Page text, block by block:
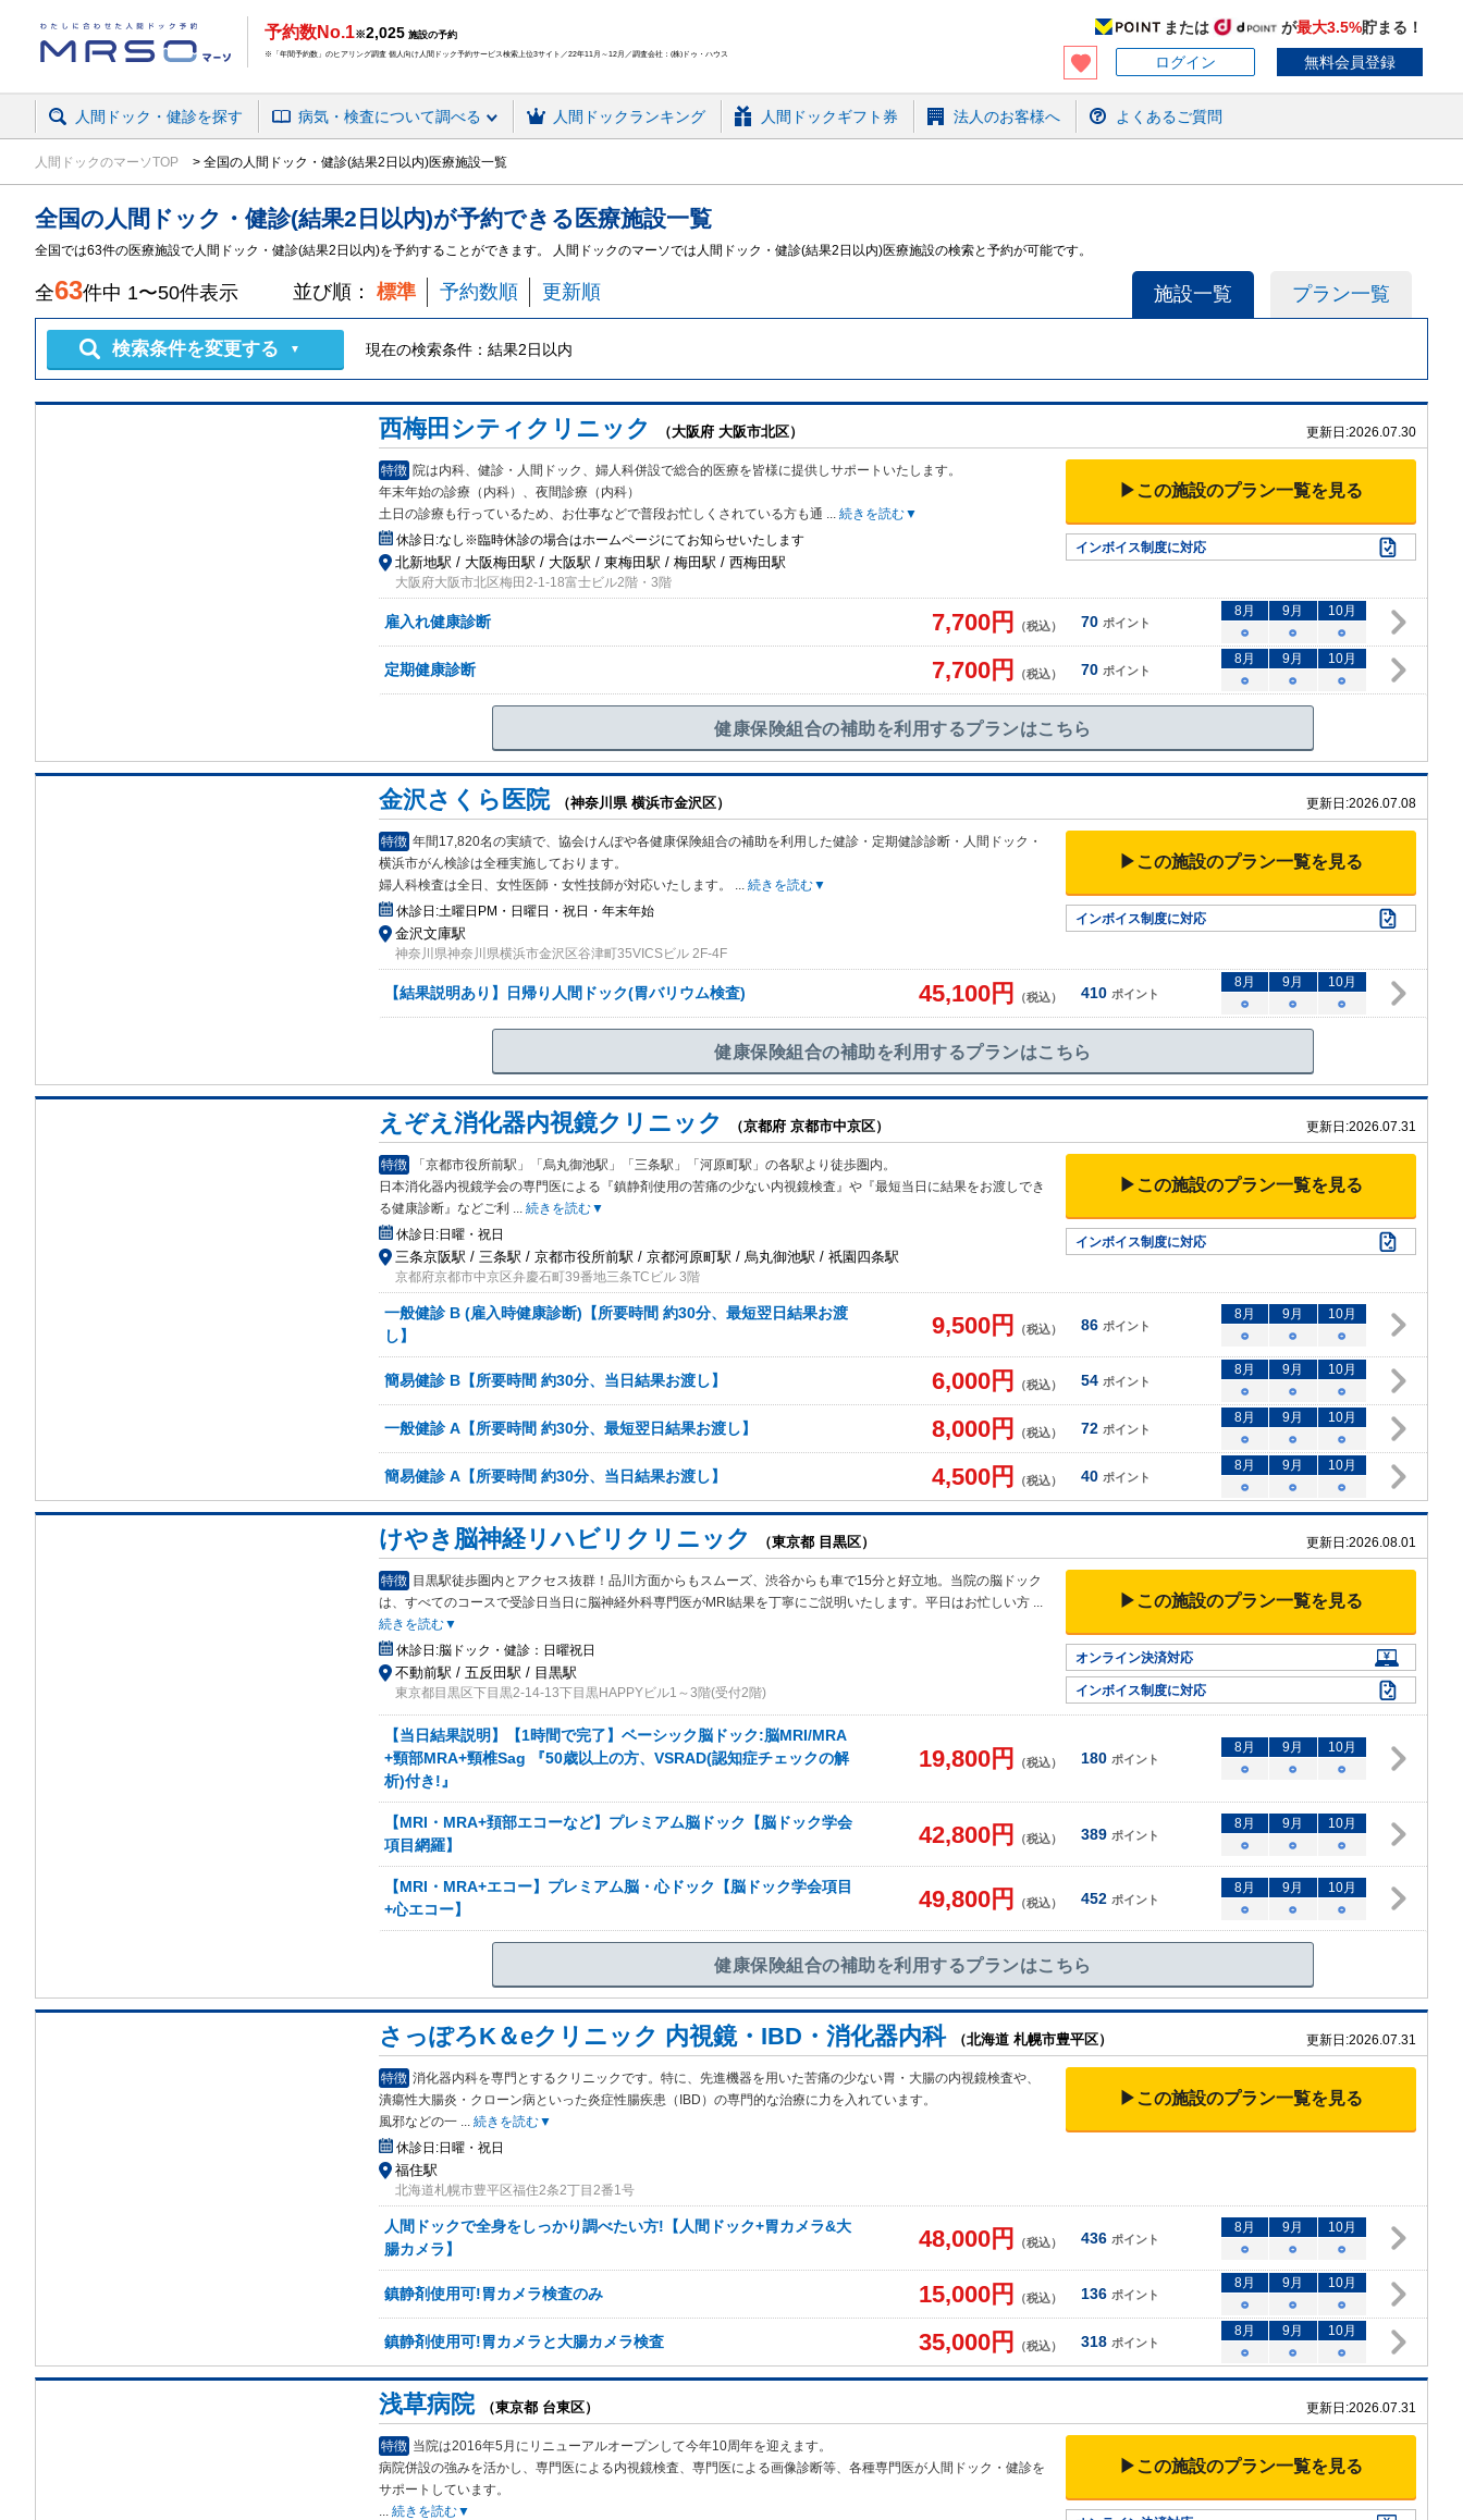
予約数No.1※2,025 施設の予約
※「年間予約数」のヒアリング調査 個人向け人間ドック予約サービス検索上位3サイト／22年11月～12月／調査会社：(株)ドゥ・ハウス
または が最大3.5%貯まる！
ログイン
無料会員登録
人間ドック・健診を探す 病気・検査について調べる 人間ドックランキング 人間ドックギフト券 法人のお客様へ よくあるご質問
人間ドックのマーソTOP 全国の人間ドック・健診(結果2日以内)医療施設一覧
全国の 人間ドック・健診(結果2日以内)が予約できる 医療施設一覧
全国では63件の医療施設で人間ドック・健診(結果2日以内)を予約することができます。 人間ドックのマーソでは人間ドック・健診(結果2日以内)医療施設の検索と予約が可能です。
施設一覧 プラン一覧
全63件中 1〜50件表示 並び順： 標準 予約数順 更新順
検索条件を変更する ▼ 現在の検索条件： 結果2日以内
西梅田シティクリニック （大阪府 大阪市北区） 更新日:2026.07.30
特徴 院は内科、健診・人間ドック、婦人科併設で総合的医療を皆様に提供しサポートいたします。
年末年始の診療（内科）、夜間診療（内科）
土日の診療も行っているため、お仕事などで普段お忙しくされている方も通 ... 続きを読む▼
休診日:なし※臨時休診の場合はホームページにてお知らせいたします
北新地駅 / 大阪梅田駅 / 大阪駅 / 東梅田駅 / 梅田駅 / 西梅田駅
大阪府大阪市北区梅田2-1-18富士ビル2階・3階
▶この施設のプラン一覧を見る
インボイス制度に対応
雇入れ健康診断 7,700円 （税込） 70 ポイント
8月 9月 10月
○
○ ○
定期健康診断 7,700円 （税込） 70 ポイント
8月 9月 10月
○
○ ○
健康保険組合の補助を利用するプランはこちら
金沢さくら医院 （神奈川県 横浜市金沢区） 更新日:2026.07.08
特徴 年間17,820名の実績で、協会けんぽや各健康保険組合の補助を利用した健診・定期健診診断・人間ドック ・
横浜市がん検診は全種実施しております。
婦人科検査は全日、女性医師・女性技師が対応いたします。
... 続きを読む▼
休診日:土曜日PM・日曜日・祝日・年末年始
金沢文庫駅
神奈川県神奈川県横浜市金沢区谷津町35VICSビル 2F-4F
▶この施設のプラン一覧を見る
インボイス制度に対応
【結果説明あり】日帰り人間ドック(胃バリウム検査) 45,100円 （税込） 410 ポイント
8月 9月 10月
○
○ ○
健康保険組合の補助を利用するプランはこちら
えぞえ消化器内視鏡クリニック （京都府 京都市中京区） 更新日:2026.07.31
特徴
「京都市役所前駅」「烏丸御池駅」「三条駅」「河原町駅」の各駅より徒歩圏内。
日本消化器内視鏡学会の専門医による『鎮静剤使用の苦痛の少ない内視鏡検査』や『最短当日に結果をお渡しでき
る健康診断』などご利 ... 続きを読む▼
休診日:日曜・祝日
三条京阪駅 / 三条駅 / 京都市役所前駅 / 京都河原町駅 / 烏丸御池駅 / 祇園四条駅
京都府京都市中京区弁慶石町39番地三条TCビル 3階
▶この施設のプラン一覧を見る
インボイス制度に対応
一般健診 B (雇入時健康診断)【所要時間 約30分、最短翌日結果お渡
し】
9,500円 （税込） 86 ポイント
8月 9月 10月
○
○ ○
簡易健診 B【所要時間 約30分、当日結果お渡し】 6,000円 （税込） 54 ポイント
8月 9月 10月
○
○ ○
一般健診 A【所要時間 約30分、最短翌日結果お渡し】 8,000円 （税込） 72 ポイント
8月 9月 10月
○
○ ○
簡易健診 A【所要時間 約30分、当日結果お渡し】 4,500円 （税込） 40 ポイント
8月 9月 10月
○
○ ○
けやき脳神経リハビリクリニック （東京都 目黒区） 更新日:2026.08.01
特徴 目黒駅徒歩圏内とアクセス抜群！品川方面からもスムーズ、渋谷からも車で15分と好立地。当院の脳ドック
は、すべてのコースで受診日当日に脳神経外科専門医がMRI結果を丁寧にご説明いたします。平日はお忙しい方 ...
続きを読む▼
休診日:脳ドック・健診：日曜祝日
不動前駅 / 五反田駅 / 目黒駅
東京都目黒区下目黒2-14-13下目黒HAPPYビル1～3階(受付2階)
▶この施設のプラン一覧を見る
オンライン決済対応
インボイス制度に対応
【当日結果説明】【1時間で完了】ベーシック脳ドック:脳MRI/MRA
+頸部MRA+頸椎Sag 『50歳以上の方、VSRAD(認知症チェックの解
析)付き!』
19,800円 （税込） 180 ポイント
8月 9月 10月
○
○ ○
【MRI・MRA+頚部エコーなど】プレミアム脳ドック【脳ドック学会
項目網羅】
42,800円 （税込） 389 ポイント
8月 9月 10月
○
○ ○
【MRI・MRA+エコー】プレミアム脳・心ドック【脳ドック学会項目
+心エコー】
49,800円 （税込） 452 ポイント
8月 9月 10月
○
○ ○
健康保険組合の補助を利用するプランはこちら
さっぽろK＆eクリニック 内視鏡・IBD・消化器内科 （北海道 札幌市豊平区） 更新日:2026.07.31
特徴 消化器内科を専門とするクリニックです。特に、先進機器を用いた苦痛の少ない胃・大腸の内視鏡検査や、
潰瘍性大腸炎・クローン病といった炎症性腸疾患（IBD）の専門的な治療に力を入れています。
風邪などの一 ... 続きを読む▼
休診日:日曜・祝日
福住駅
北海道札幌市豊平区福住2条2丁目2番1号
▶この施設のプラン一覧を見る
人間ドックで全身をしっかり調べたい方!【人間ドック+胃カメラ&大
腸カメラ】
48,000円 （税込） 436 ポイント
8月 9月 10月
○
○ ○
鎮静剤使用可!胃カメラ検査のみ 15,000円 （税込） 136 ポイント
8月 9月 10月
○
○ ○
鎮静剤使用可!胃カメラと大腸カメラ検査 35,000円 （税込） 318 ポイント
8月 9月 10月
○
○ ○
浅草病院 （東京都 台東区） 更新日:2026.07.31
特徴 当院は2016年5月にリニューアルオープンして今年10周年を迎えます。
病院併設の強みを活かし、専門医による内視鏡検査、専門医による画像診断等、各種専門医が人間ドック・健診を
サポートしています。
... 続きを読む▼
▶この施設のプラン一覧を見る